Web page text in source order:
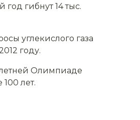
гибнут 14 тыс.
углекислого газа
году.
Олимпиаде
лет.